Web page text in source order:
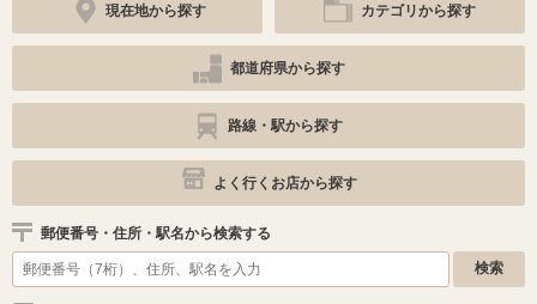
現在地から探す カテゴリから探す
都道府県から探す
路線・駅から探す
よく行くお店から探す
郵便番号・住所・駅名から検索する